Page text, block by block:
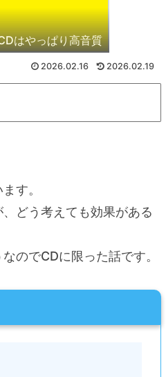
はやっぱり高音質
2026.02.16 2026.02.19
す。
どう考えても効果がある
のでCDに限った話です。